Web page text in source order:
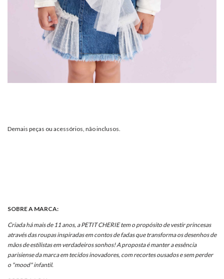
Demais peças ou acessórios, não inclusos.
SOBRE A MARCA:
Criada há mais de 11 anos, a PETIT CHERIE tem o propósito de vestir princesas
através das roupas inspiradas em contos de fadas que transforma os desenhos de
mãos de estilistas em verdadeiros sonhos! A proposta é manter a essência
parisiense da marca em tecidos inovadores, com recortes ousados e sem perder
o "mood" infantil.